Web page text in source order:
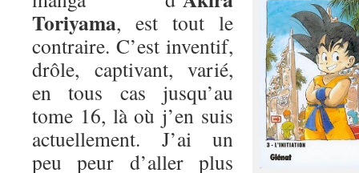
Toriyama, est tout le
contraire. C’est inventif,
drôle, captivant, varié,
en tous cas jusqu’au
tome 16, là où j’en suis
actuellement. J’ai un
peu peur d’aller plus